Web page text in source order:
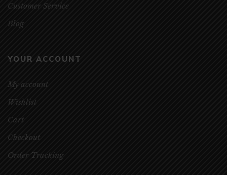
Customer Service
Blog
YOUR ACCOUNT
My account
Wishlist
Cart
Checkout
Order Tracking